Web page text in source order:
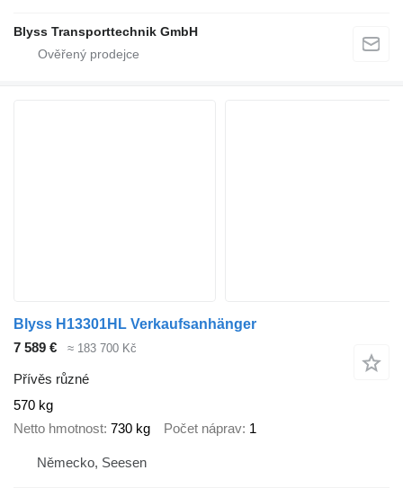
Blyss Transporttechnik GmbH
Blyss H13301HL Verkaufsanhänger
7 589 €
≈ 183 700 Kč
Přívěs různé
570 kg
Netto hmotnost 730 kg Počet náprav 1
Německo, Seesen